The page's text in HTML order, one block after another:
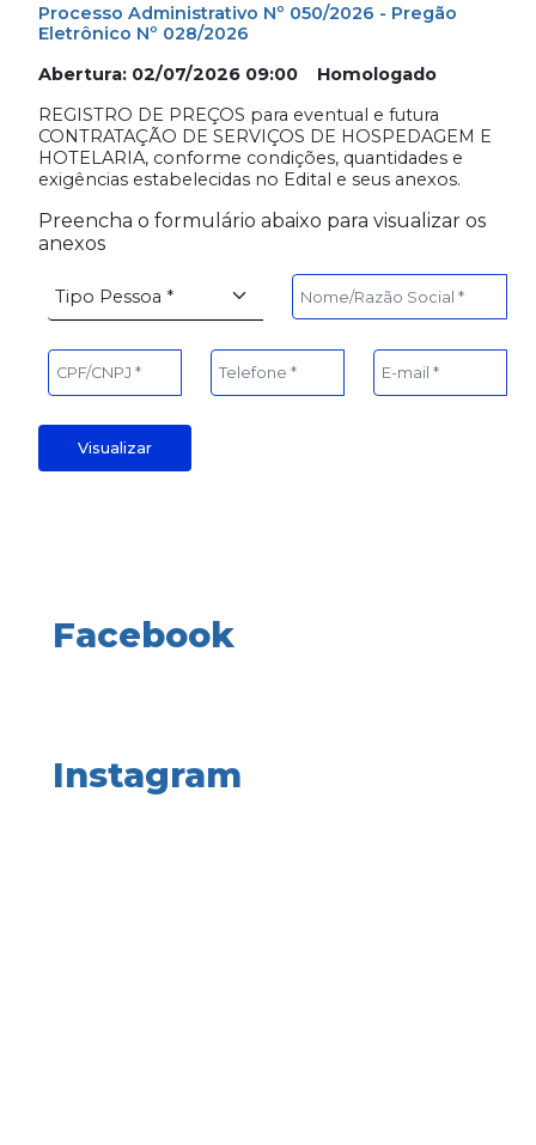
Processo Administrativo Nº 050/2026 - Pregão
Eletrônico Nº 028/2026
Abertura: 02/07/2026 09:00 Homologado
REGISTRO DE PREÇOS para eventual e futura
CONTRATAÇÃO DE SERVIÇOS DE HOSPEDAGEM E
HOTELARIA, conforme condições, quantidades e
exigências estabelecidas no Edital e seus anexos.
Preencha o formulário abaixo para visualizar os
anexos
Visualizar
Facebook
Instagram